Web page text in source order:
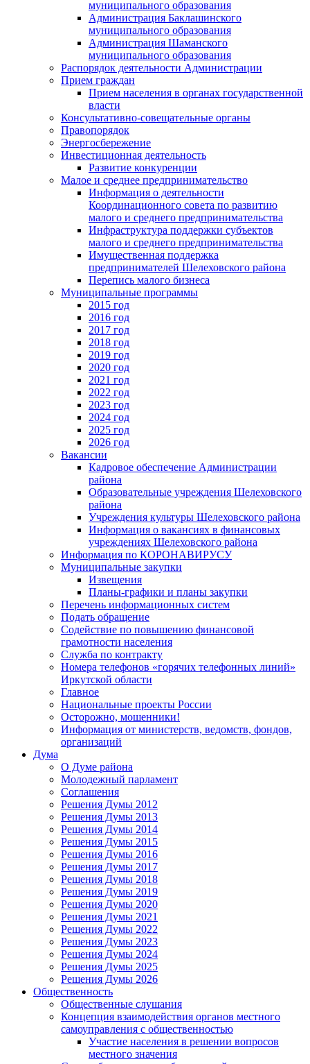
муниципального образования
Администрация Баклашинского
муниципального образования
Администрация Шаманского
муниципального образования
Распорядок деятельности Администрации
Прием граждан
Прием населения в органах государственной
власти
Консультативно-совещательные органы
Правопорядок
Энергосбережение
Инвестиционная деятельность
Развитие конкуренции
Малое и среднее предпринимательство
Информация о деятельности
Координационного совета по развитию
малого и среднего предпринимательства
Инфраструктура поддержки субъектов
малого и среднего предпринимательства
Имущественная поддержка
предпринимателей Шелеховского района
Перепись малого бизнеса
Муниципальные программы
2015 год
2016 год
2017 год
2018 год
2019 год
2020 год
2021 год
2022 год
2023 год
2024 год
2025 год
2026 год
Вакансии
Кадровое обеспечение Администрации
района
Образовательные учреждения Шелеховского
района
Учреждения культуры Шелеховского района
Информация о вакансиях в финансовых
учреждениях Шелеховского района
Информация по КОРОНАВИРУСУ
Муниципальные закупки
Извещения
Планы-графики и планы закупки
Перечень информационных систем
Подать обращение
Содействие по повышению финансовой
грамотности населения
Служба по контракту
Номера телефонов «горячих телефонных линий»
Иркутской области
Главное
Национальные проекты России
Осторожно, мошенники!
Информация от министерств, ведомств, фондов,
организаций
Дума
О Думе района
Молодежный парламент
Соглашения
Решения Думы 2012
Решения Думы 2013
Решения Думы 2014
Решения Думы 2015
Решения Думы 2016
Решения Думы 2017
Решения Думы 2018
Решения Думы 2019
Решения Думы 2020
Решения Думы 2021
Решения Думы 2022
Решения Думы 2023
Решения Думы 2024
Решения Думы 2025
Решения Думы 2026
Общественность
Общественные слушания
Концепция взаимодействия органов местного
самоуправления с общественностью
Участие населения в решении вопросов
местного значения